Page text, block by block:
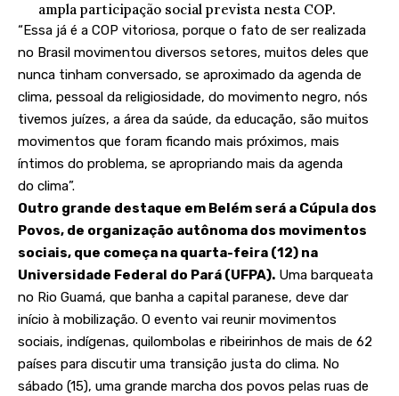
ampla participação social prevista nesta COP.
“Essa já é a COP vitoriosa, porque o fato de ser realizada
no Brasil movimentou diversos setores, muitos deles que
nunca tinham conversado, se aproximado da agenda de
clima, pessoal da religiosidade, do movimento negro, nós
tivemos juízes, a área da saúde, da educação, são muitos
movimentos que foram ficando mais próximos, mais
íntimos do problema, se apropriando mais da agenda
do clima”.
Outro grande destaque em Belém será a Cúpula dos
Povos, de organização autônoma dos movimentos
sociais, que começa na quarta-feira (12) na
Universidade Federal do Pará (UFPA). Uma barqueata
no Rio Guamá, que banha a capital paranese, deve dar
início à mobilização. O evento vai reunir movimentos
sociais, indígenas, quilombolas e ribeirinhos de mais de 62
países para discutir uma transição justa do clima. No
sábado (15), uma grande marcha dos povos pelas ruas de